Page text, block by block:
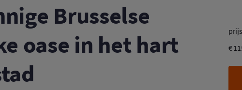
Brusselse
oase in het hart
€